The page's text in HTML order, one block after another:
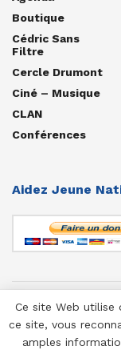
Boutique
Cédric Sans
Filtre
Cercle Drumont
Ciné – Musique
CLAN
Conférences
Aidez Jeune
© 1958-2025 Jeune
Ce site Web utilise
ce site, vous
amples